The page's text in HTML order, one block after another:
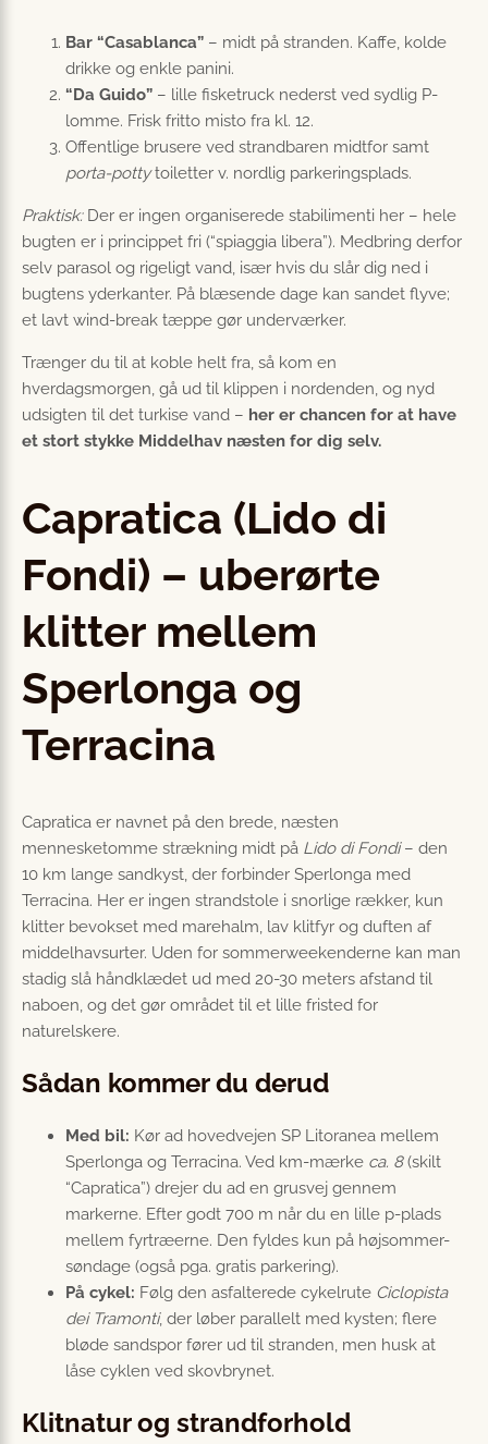
Bar “Casablanca” – midt på stranden. Kaffe, kolde
drikke og enkle panini.
“Da Guido” – lille fisketruck nederst ved sydlig P-
lomme. Frisk fritto misto fra kl. 12.
Offentlige brusere ved strandbaren midtfor samt
porta-pottytoiletter v. nordlig parkeringsplads.
Praktisk:Der er ingen organiserede stabilimenti her – hele
bugten er i princippet fri (“spiaggia libera”). Medbring derfor
selv parasol og rigeligt vand, især hvis du slår dig ned i
bugtens yderkanter. På blæsende dage kan sandet flyve;
et lavt wind-break tæppe gør underværker.
Trænger du til at koble helt fra, så kom en
hverdagsmorgen, gå ud til klippen i nordenden, og nyd
udsigten til det turkise vand – her er chancen for at have
et stort stykke Middelhav næsten for dig selv.
Capratica (Lido di
Fondi) – uberørte
klitter mellem
Sperlonga og
Terracina
Capratica er navnet på den brede, næsten
mennesketomme strækning midt på Lido di Fondi– den
10 km lange sandkyst, der forbinder Sperlonga med
Terracina. Her er ingen strandstole i snorlige rækker, kun
klitter bevokset med marehalm, lav klitfyr og duften af
middelhavsurter. Uden for sommerweekenderne kan man
stadig slå håndklædet ud med 20-30 meters afstand til
naboen, og det gør området til et lille fristed for
naturelskere.
Sådan kommer du derud
Med bil: Kør ad hovedvejen SP Litoranea mellem
Sperlonga og Terracina. Ved km-mærke ca. 8(skilt
“Capratica”) drejer du ad en grusvej gennem
markerne. Efter godt 700 m når du en lille p-plads
mellem fyrtræerne. Den fyldes kun på højsommer-
søndage (også pga. gratis parkering).
På cykel: Følg den asfalterede cykelrute Ciclopista
dei Tramonti, der løber parallelt med kysten; flere
bløde sandspor fører ud til stranden, men husk at
låse cyklen ved skovbrynet.
Klitnatur og strandforhold